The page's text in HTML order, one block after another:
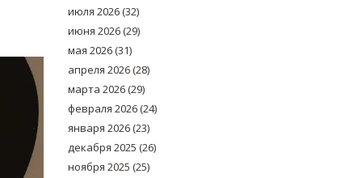
июля 2026(32)
июня 2026(29)
мая 2026(31)
апреля 2026(28)
марта 2026(29)
февраля 2026(24)
января 2026(23)
декабря 2025 (26)
ноября 2025 (25)